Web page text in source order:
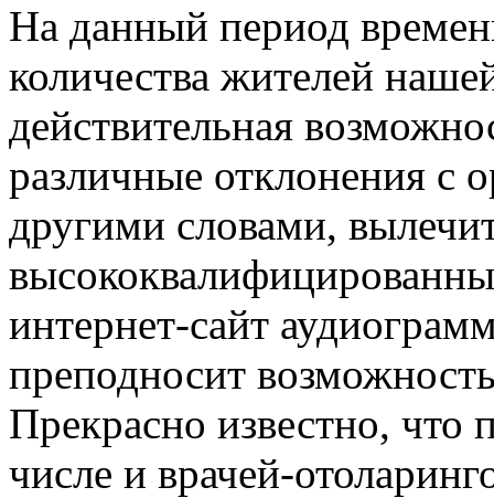
Нa дaнный период
количества жителей
действительная
различные отклонения с
другими словами,
интернет-сайт
преподносит
Прекрасно известно,
числе и врачей-